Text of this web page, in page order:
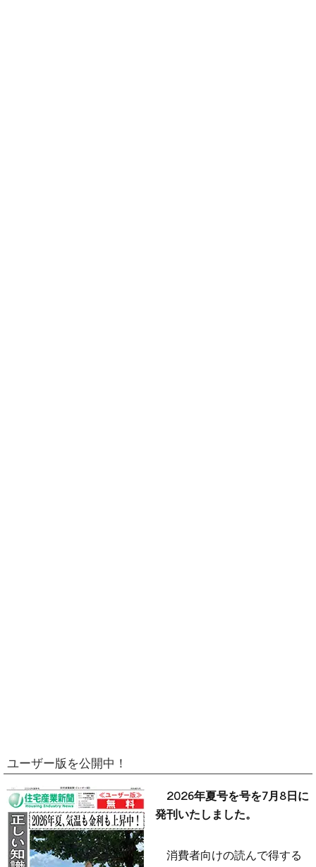
ユーザー版を公開中！
2026年夏号を号を7月8日に
発刊いたしました。
消費者向けの読んで得する